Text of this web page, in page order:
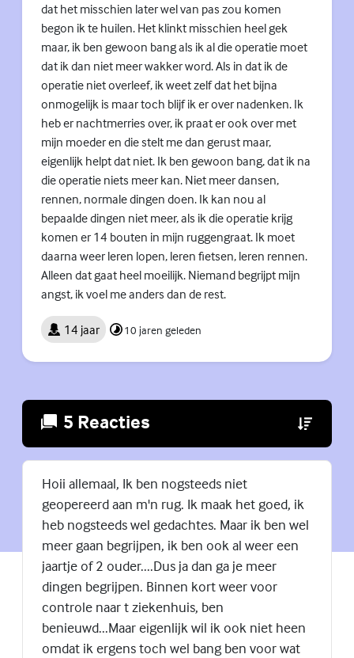
dat het misschien later wel van pas zou komen
begon ik te huilen. Het klinkt misschien heel gek
maar, ik ben gewoon bang als ik al die operatie moet
dat ik dan niet meer wakker word. Als in dat ik de
operatie niet overleef, ik weet zelf dat het bijna
onmogelijk is maar toch blijf ik er over nadenken. Ik
heb er nachtmerries over, ik praat er ook over met
mijn moeder en die stelt me dan gerust maar,
eigenlijk helpt dat niet. Ik ben gewoon bang, dat ik na
die operatie niets meer kan. Niet meer dansen,
rennen, normale dingen doen. Ik kan nou al
bepaalde dingen niet meer, als ik die operatie krijg
komen er 14 bouten in mijn ruggengraat. Ik moet
daarna weer leren lopen, leren fietsen, leren rennen.
Alleen dat gaat heel moeilijk. Niemand begrijpt mijn
angst, ik voel me anders dan de rest.
14 jaar 10 jaren geleden
5 Reacties (Externe
Hoii allemaal, Ik ben nogsteeds niet
geopereerd aan m'n rug. Ik maak het goed, ik
heb nogsteeds wel gedachtes. Maar ik ben wel
meer gaan begrijpen, ik ben ook al weer een
jaartje of 2 ouder....Dus ja dan ga je meer
dingen begrijpen. Binnen kort weer voor
controle naar t ziekenhuis, ben
benieuwd...Maar eigenlijk wil ik ook niet heen
omdat ik ergens toch wel bang ben voor wat